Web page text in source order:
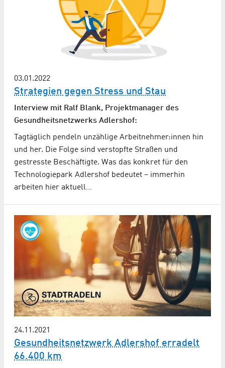
03.01.2022
Strategien gegen Stress und Stau
Interview mit Ralf Blank, Projektmanager des
Gesundheitsnetzwerks Adlershof:
Tagtäglich pendeln unzählige Arbeitnehmer:innen hin
und her. Die Folge sind verstopfte Straßen und
gestresste Beschäftigte. Was das konkret für den
Technologiepark Adlershof bedeutet – immerhin
arbeiten hier aktuell…
24.11.2021
Gesundheitsnetzwerk Adlershof erradelt
66.400 km